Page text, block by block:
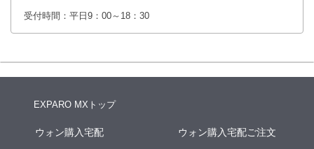
本人が容易に認識できない方法による個人情報の取得
クッキーやWebビーコン等を用いるなどして、本人が容易に認識でき
受付時間：平日9：00～18：30
EXPARO MXトップ
ウォン購入宅配 ウォン購入宅配ご注文